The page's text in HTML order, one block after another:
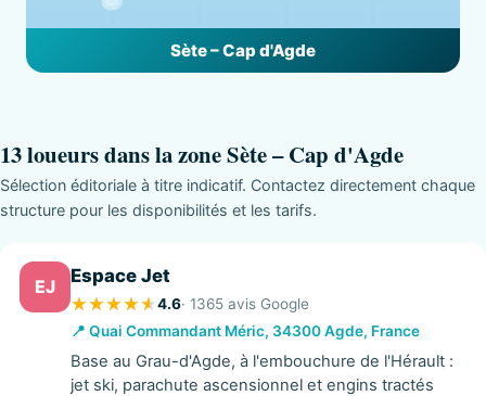
Sète – Cap d'Agde
13 loueurs dans la zone Sète – Cap d'Agde
Sélection éditoriale à titre indicatif. Contactez directement chaque
structure pour les disponibilités et les tarifs.
EJ Espace Jet
4.6· 1365 avis Google
📍 Quai Commandant Méric, 34300 Agde, France
Base au Grau-d'Agde, à l'embouchure de l'Hérault :
jet ski, parachute ascensionnel et engins tractés